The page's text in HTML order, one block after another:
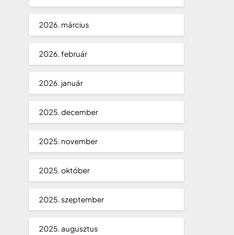
2026. március
2026. február
2026. január
2025. december
2025. november
2025. október
2025. szeptember
2025. augusztus